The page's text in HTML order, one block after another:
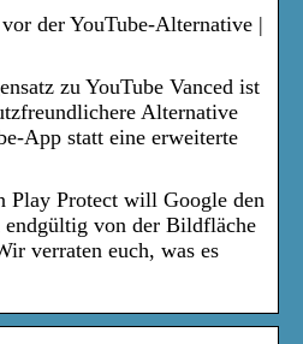
der YouTube-Alternative |
zu YouTube Vanced ist
Alternative
App statt eine erweiterte
Play Protect will Google den
endgültig von der Bildfläche
verraten euch, was es